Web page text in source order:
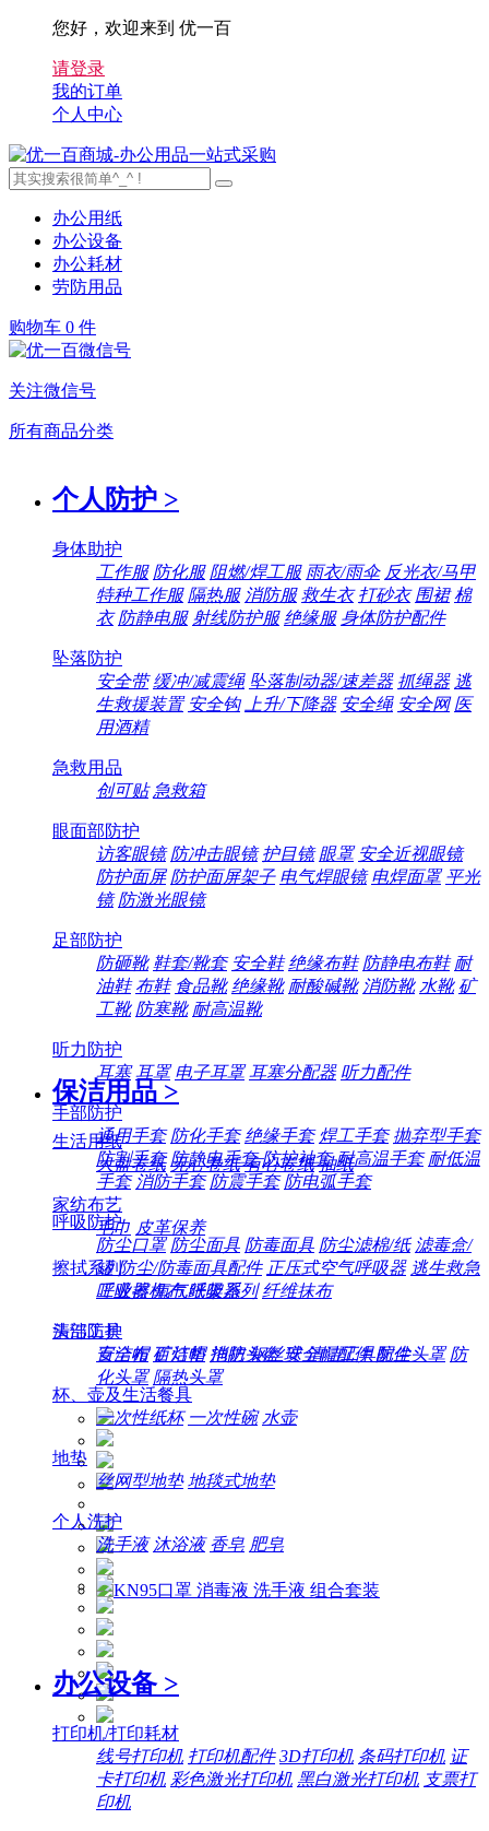
您好，欢迎来到 优一百
请登录
我的订单
个人中心
办公用纸
办公设备
办公耗材
劳防用品
购物车 0 件
关注微信号
所有商品分类
个人防护 >
身体助护
工作服 防化服 阻燃/焊工服 雨衣/雨伞 反光衣/马甲
特种工作服 隔热服 消防服 救生衣 打砂衣 围裙 棉
衣 防静电服 射线防护服 绝缘服 身体防护配件
坠落防护
安全带 缓冲/减震绳 坠落制动器/速差器 抓绳器 逃
生救援装置 安全钩 上升/下降器 安全绳 安全网 医
用酒精
急救用品
创可贴 急救箱
眼面部防护
访客眼镜 防冲击眼镜 护目镜 眼罩 安全近视眼镜
防护面屏 防护面屏架子 电气焊眼镜 电焊面罩 平光
镜 防激光眼镜
足部防护
防砸靴 鞋套/靴套 安全鞋 绝缘布鞋 防静电布鞋 耐
油鞋 布鞋 食品靴 绝缘靴 耐酸碱靴 消防靴 水靴 矿
工靴 防寒靴 耐高温靴
听力防护
耳塞 耳罩 电子耳罩 耳塞分配器 听力配件
手部防护
通用手套 防化手套 绝缘手套 焊工手套 抛弃型手套
防割手套 防静电手套 防护袖套 耐高温手套 耐低温
手套 消防手套 防震手套 防电弧手套
呼吸防护
防尘口罩 防尘面具 防毒面具 防尘滤棉/纸 滤毒盒/
罐 防尘/防毒面具配件 正压式空气呼吸器 逃生救急
呼吸器 氧气呼吸器
头部防护
安全帽 矿灯帽 消防头盔 安全帽配件 防尘头罩 防
化头罩 隔热头罩
保洁用品 >
生活用纸
大盘卷纸 无心卷纸 有心卷纸 抽纸
家纺布艺
毛巾 皮革保养
擦拭系列
工业擦机布 纸架系列 纤维抹布
清洁工具
百洁布 百洁垫 拖把 钢丝球 清洁工具配件
杯、壶及生活餐具
一次性纸杯 一次性碗 水壶
地垫
丝网型地垫 地毯式地垫
个人洗护
洗手液 沐浴液 香皂 肥皂
办公设备 >
打印机/打印耗材
线号打印机 打印机配件 3D打印机 条码打印机 证
卡打印机 彩色激光打印机 黑白激光打印机 支票打
印机